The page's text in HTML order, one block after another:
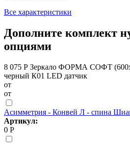
Все характеристики
Дополните комплект
опциями
8 075 Р Зеркало ФОРМА СОФТ
черный К01 LED датчик
от
от
Асимметрия - Конвей Л - спина
Артикул:
0 Р